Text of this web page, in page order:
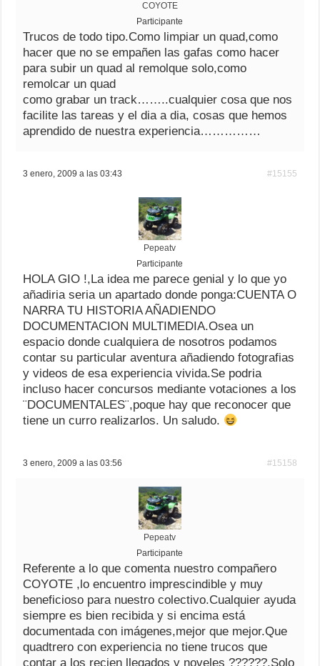
COYOTE
Participante
Trucos de todo tipo.Como limpiar un quad,como
hacer que no se empañen las gafas como hacer
para subir un quad al remolque solo,como
remolcar un quad
como grabar un track……..cualquier cosa que nos
facilite las tareas y el dia a dia, cosas que hemos
aprendido de nuestra experiencia……………
3 enero, 2009 a las 03:43 #15155
Pepeatv
Participante
HOLA GIO !,La idea me parece genial y lo que yo
añadiria seria un apartado donde ponga:CUENTA O
NARRA TU HISTORIA AÑADIENDO
DOCUMENTACION MULTIMEDIA.Osea un
espacio donde cualquiera de nosotros podamos
contar su particular aventura añadiendo fotografias
y videos de esa experiencia vivida.Se podria
incluso hacer concursos mediante votaciones a los
¨DOCUMENTALES¨,poque hay que reconocer que
tiene un curro realizarlos. Un saludo.
3 enero, 2009 a las 03:56 #15158
Pepeatv
Participante
Referente a lo que comenta nuestro compañero
COYOTE ,lo encuentro imprescindible y muy
beneficioso para nuestro colectivo.Cualquier ayuda
siempre es bien recibida y si encima está
documentada con imágenes,mejor que mejor.Que
quadtrero con experiencia no tiene trucos que
contar a los recien llegados y noveles ??????.Solo